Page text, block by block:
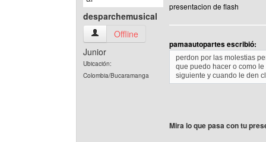
desparchemusical
desparchemusical Ver perfil del usuario
Offline
Junior
Ubicación:
Colombia/Bucaramanga
presentacion de flash
pamaautopartes escribió:
perdon por las molestias
que puedo hacer o como
siguiente y cuando le den
Mira lo que pasa con tu